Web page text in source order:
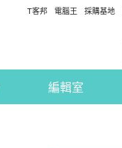
T客邦 電腦王 採購基地
編輯室